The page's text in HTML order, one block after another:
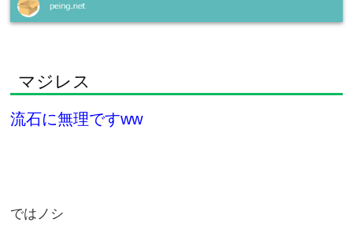
マジレス
流石に無理ですww
ではノシ